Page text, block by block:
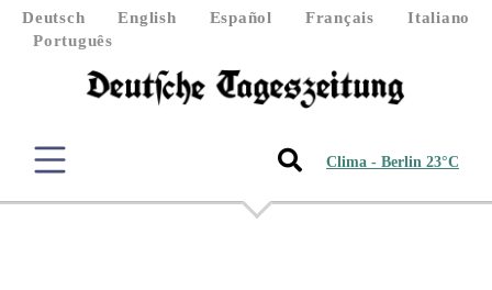
Deutsch English Español Français
Italiano
Português
Clima - Berlin 23°C